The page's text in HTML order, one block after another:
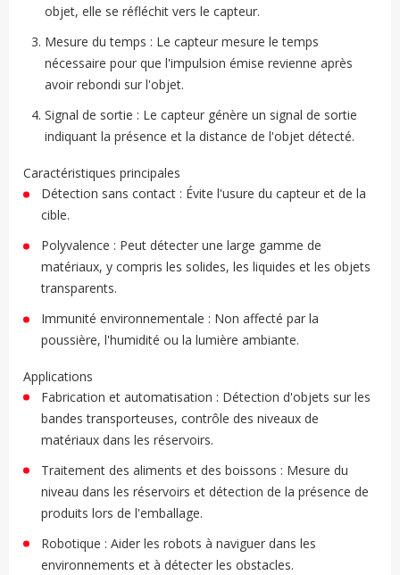
objet, elle se réfléchit vers le capteur.
Mesure du temps : Le capteur mesure le temps
nécessaire pour que l'impulsion émise revienne après
avoir rebondi sur l'objet.
Signal de sortie : Le capteur génère un signal de sortie
indiquant la présence et la distance de l'objet détecté.
Caractéristiques principales
Détection sans contact : Évite l'usure du capteur et de la
cible.
Polyvalence : Peut détecter une large gamme de
matériaux, y compris les solides, les liquides et les objets
transparents.
Immunité environnementale : Non affecté par la
poussière, l'humidité ou la lumière ambiante.
Applications
Fabrication et automatisation : Détection d'objets sur les
bandes transporteuses, contrôle des niveaux de
matériaux dans les réservoirs.
Traitement des aliments et des boissons : Mesure du
niveau dans les réservoirs et détection de la présence de
produits lors de l'emballage.
Robotique : Aider les robots à naviguer dans les
environnements et à détecter les obstacles.